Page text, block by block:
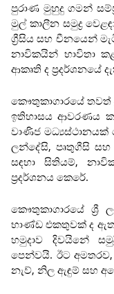
පුරාණ මුහුදු ගමන්
මුල් කාලීන සමුද්‍ර
ග්‍රීසිය සහ චීනයෙන්
නාවිකයින් භාවිතා
ආකෘති ද ප්‍රදර්ශනයේ
කෞතුකාගාරයේ තවත්
ඉතිහාසය ආවරණය
වාණිජ මධ්‍යස්ථානයක්
ලන්දේසි, පෘතුගීසි සහ
සඳහා සිතියම්,
ප්‍රදර්ශනය කෙරේ.
කෞතුකාගාරයේ ශ්‍රී
භාණ්ඩ එකතුවක් ද
හමුදාව දිවයිනේ
පෙන්වයි. ඊට අමතරව,
නැව්, නිල ඇඳුම් සහ